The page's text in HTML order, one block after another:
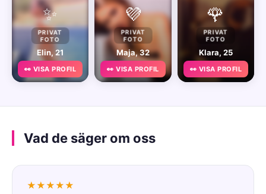
✨
PRIVAT
FOTO
Elin, 21
👀 VISA PROFIL
💜
PRIVAT
FOTO
Maja, 32
👀 VISA PROFIL
🌹
PRIVAT
FOTO
Klara, 25
👀 VISA PROFIL
Vad de säger om oss
★★★★★